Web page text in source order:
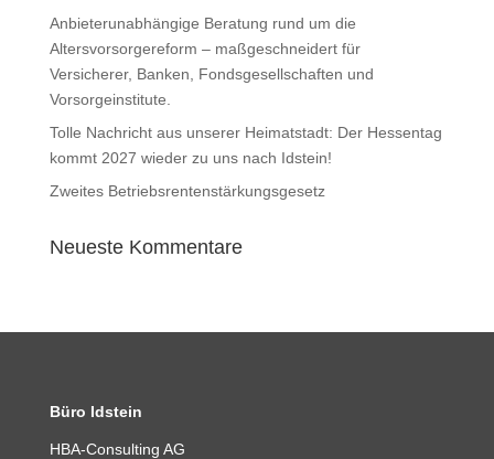
Anbieterunabhängige Beratung rund um die
Altersvorsorgereform – maßgeschneidert für
Versicherer, Banken, Fondsgesellschaften und
Vorsorgeinstitute.
Tolle Nachricht aus unserer Heimatstadt: Der Hessentag
kommt 2027 wieder zu uns nach Idstein!
Zweites Betriebsrentenstärkungsgesetz
Neueste Kommentare
Büro Idstein
HBA-Consulting AG